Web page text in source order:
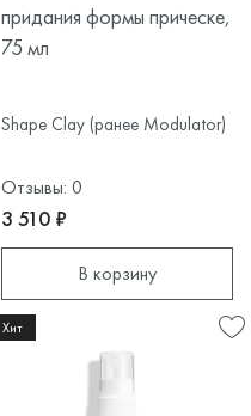
придания формы прическе,
75 мл
Shape Clay (ранее Modulator)
Отзывы: 0
3 510 ₽
В корзину
Хит